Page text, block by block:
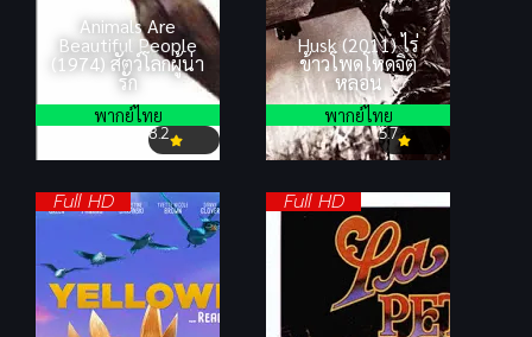
Animals Are
Beautiful People
(1974) สัตว์โลกผู้น่า
รัก
8.2
พากย์ไทย
Husk (2011) ไร่
ข้าวโพดโหดจิต
หลอน
5.7
พากย์ไทย
Full HD Full HD